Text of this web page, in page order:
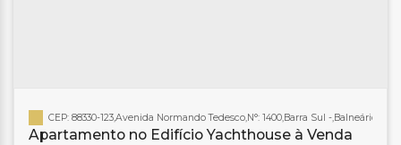
Apartamento no Edifício Yachthouse à Venda
CEP: 88330-123,Avenida Normando Tedesco,N°: 1400,Barra Sul ,Balneário